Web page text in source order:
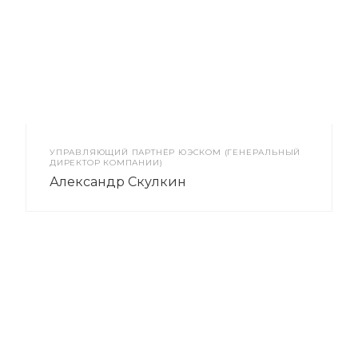
УПРАВЛЯЮЩИЙ ПАРТНЁР ЮЭСКОМ (ГЕНЕРАЛЬНЫЙ
ДИРЕКТОР КОМПАНИИ)
Александр Скулкин